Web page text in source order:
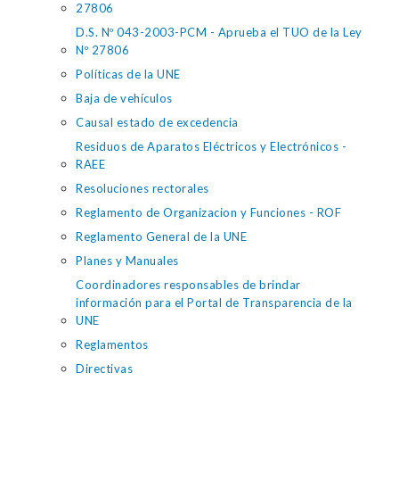
27806
D.S. Nº 043-2003-PCM - Aprueba el TUO de la Ley
Nº 27806
Políticas de la UNE
Baja de vehículos
Causal estado de excedencia
Residuos de Aparatos Eléctricos y Electrónicos -
RAEE
Resoluciones rectorales
Reglamento de Organizacion y Funciones - ROF
Reglamento General de la UNE
Planes y Manuales
Coordinadores responsables de brindar
información para el Portal de Transparencia de la
UNE
Reglamentos
Directivas